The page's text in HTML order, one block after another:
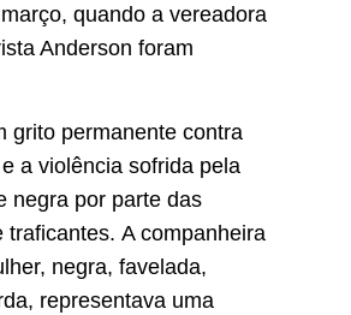
quando a vereadora
Anderson foram
grito permanente contra
a violência sofrida pela
negra por parte das
traficantes. A companheira
negra, favelada,
representava uma